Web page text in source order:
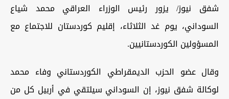
شفق نيوز/ يزور رئيس الوزراء العراقي محمد شياع
السوداني، يوم غد الثلاثاء، إقليم كوردستان للاجتماع مع
المسؤولين الكوردستانيين.
وقال عضو الحزب الديمقراطي الكوردستاني وفاء محمد
لوكالة شفق نيوز، إن السوداني سيلتقي في أربيل كل من